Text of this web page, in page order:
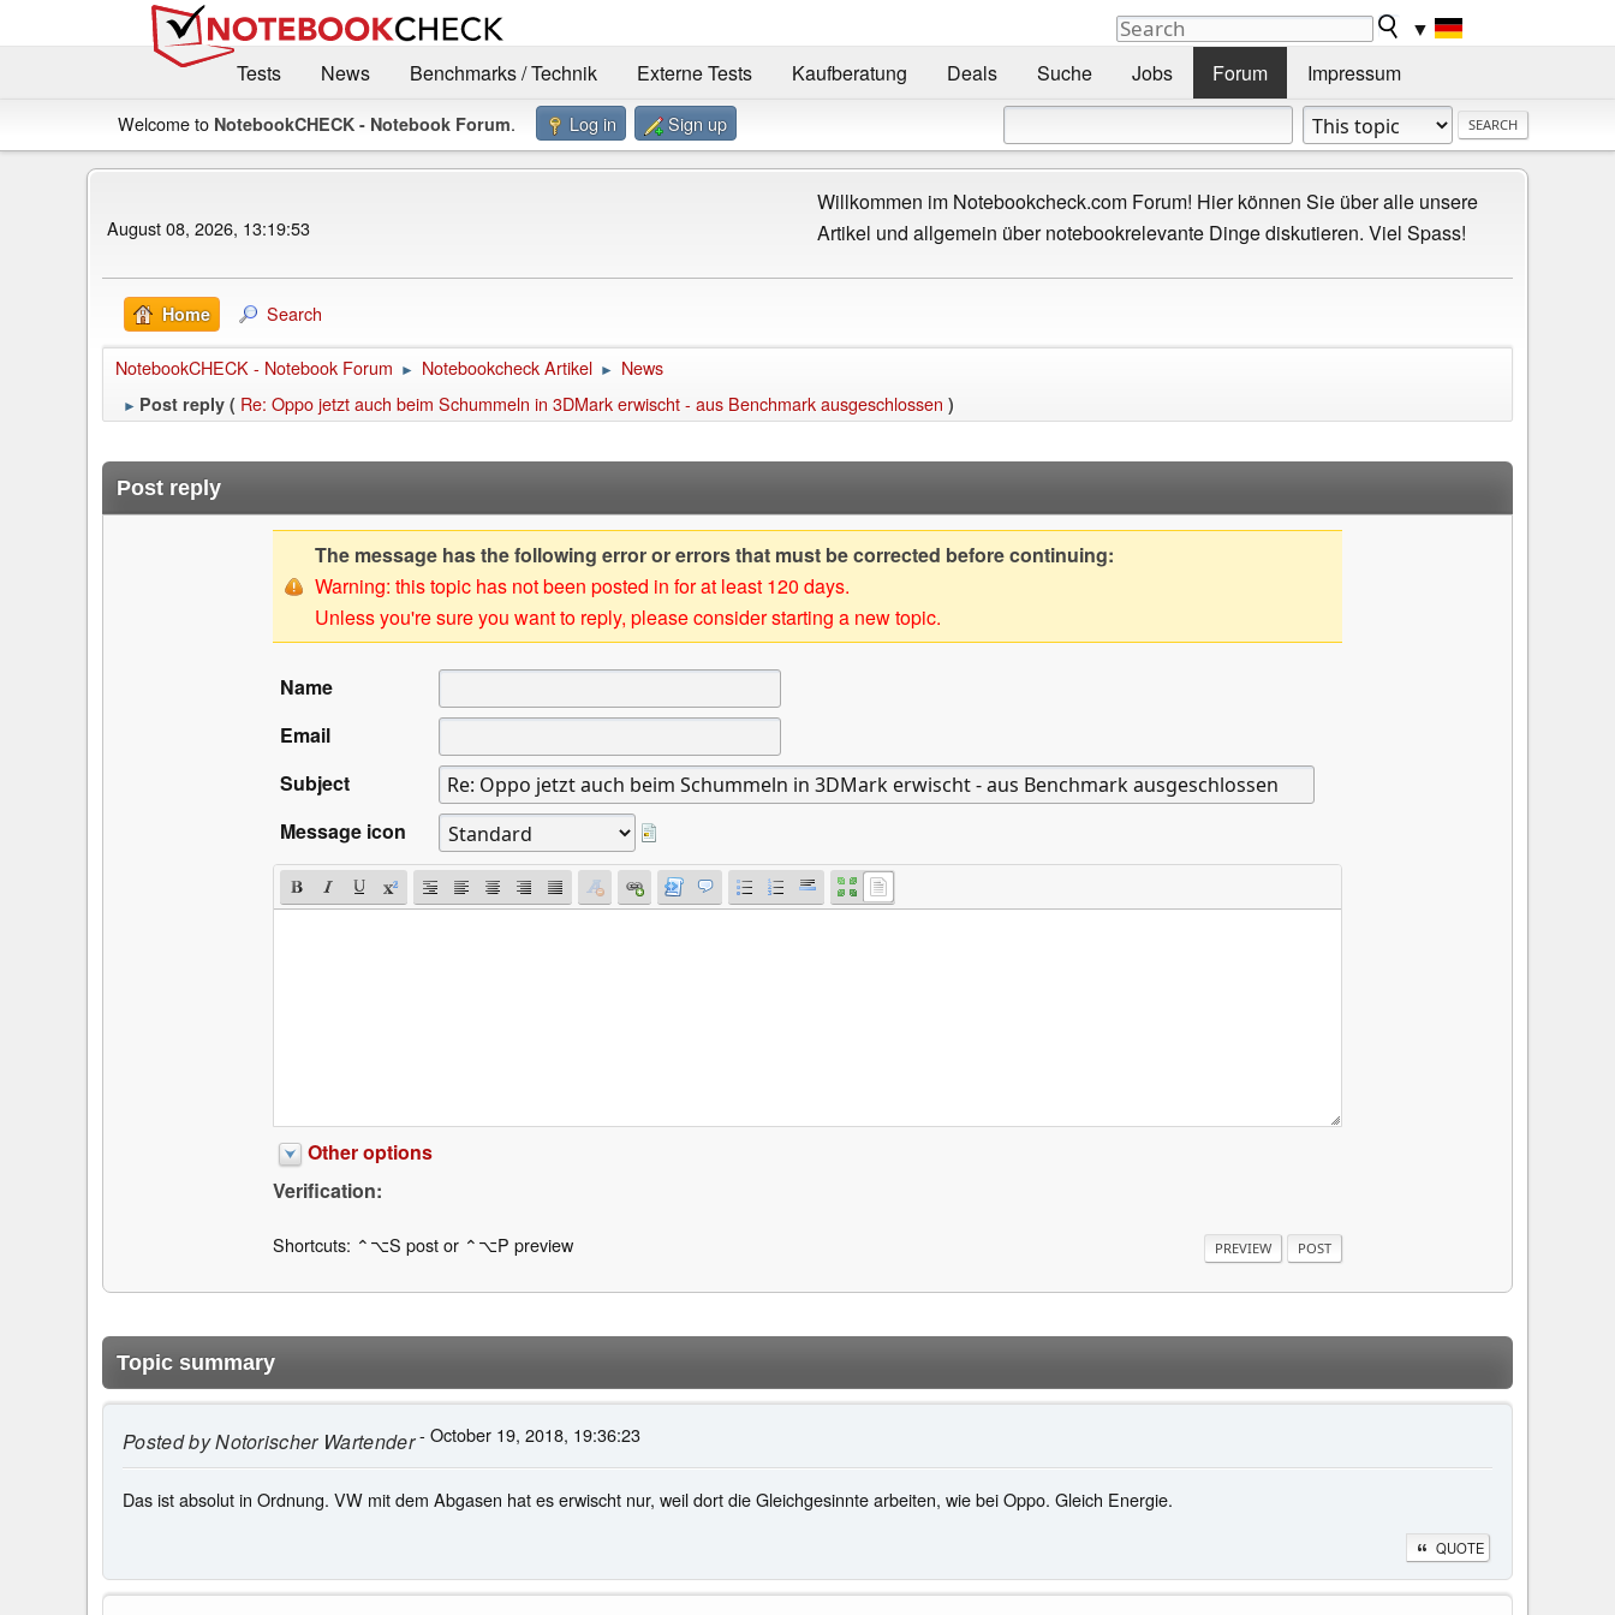
▼
Tests
News Benchmarks / Technik Externe Tests Kaufberatung Deals Suche Jobs Forum Impressum
Welcome to NotebookCHECK - Notebook Forum. Log in Sign up
August 08, 2026, 13:19:53
Willkommen im Notebookcheck.com Forum! Hier können Sie über alle unsere
Artikel und allgemein über notebookrelevante Dinge diskutieren. Viel Spass!
Home Search
NotebookCHECK - Notebook Forum ► Notebookcheck Artikel ► News
► Post reply ( Re: Oppo jetzt auch beim Schummeln in 3DMark erwischt - aus Benchmark ausgeschlossen )
Post reply
The message has the following error or errors that must be corrected before continuing:
Warning: this topic has not been posted in for at least 120 days.
Unless you're sure you want to reply, please consider starting a new topic.
Name
Email
Subject
Message icon
Other options
Verification:
Shortcuts: ⌃⌥S post or ⌃⌥P preview
Topic summary
Posted byNotorischer Wartender- October 19, 2018, 19:36:23
Das ist absolut in Ordnung. VW mit dem Abgasen hat es erwischt nur, weil dort die Gleichgesinnte arbeiten, wie bei Oppo. Gleich Energie.
QUOTE